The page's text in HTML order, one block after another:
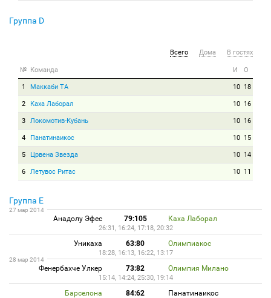
Группа D
Всего Дома В гостях
№ Команда И О
1 Маккаби ТА 10 18
2 Каха Лаборал 10 16
3 Локомотив-Кубань 10 16
4 Панатинаикос 10 15
5 Црвена Звезда 10 14
6 Летувос Ритас 10 11
Группа E
27 мар 2014
Анадолу Эфес 79:105 Каха Лаборал
26:31, 16:24, 17:18, 20:32
Уникаха 63:80 Олимпиакос
18:28, 16:13, 16:22, 13:17
28 мар 2014
Фенербахче Улкер 73:82 Олимпия Милано
15:14, 14:24, 25:30, 19:14
Барселона 84:62 Панатинаикос